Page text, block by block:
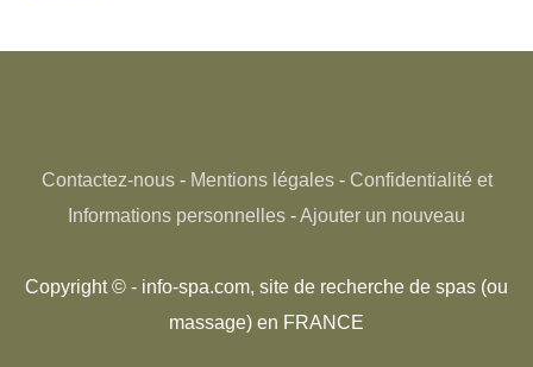
Contactez-nous- Mentions légales- Confidentialité et
Informations personnelles - Ajouter un nouveau
Copyright © - info-spa.com, site de recherche de spas (ou
massage) en FRANCE